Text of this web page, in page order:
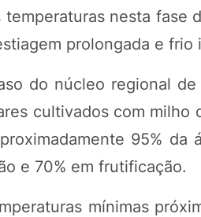
temperaturas nesta fase
prolongada e
do núcleo regional
cultivados com milho
95%
e 70% em frutificação.
mínimas